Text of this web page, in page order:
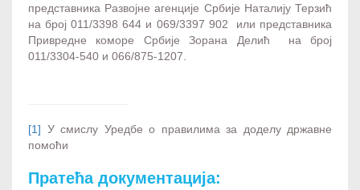
представника Развојне агенције Србије Наталију Терзић
на број 011/3398 644 и 069/3397 902 или представника
Привредне коморе Србије Зорана Делић на број
011/3304-540 и 066/875-1207.
[1] У смислу Уредбе о правилима за доделу државне
помоћи
Пратећа документација: